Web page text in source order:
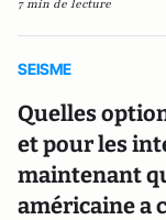
7 min de lecture
SEISME
Quelles
et pour les
maintenant
américaine a